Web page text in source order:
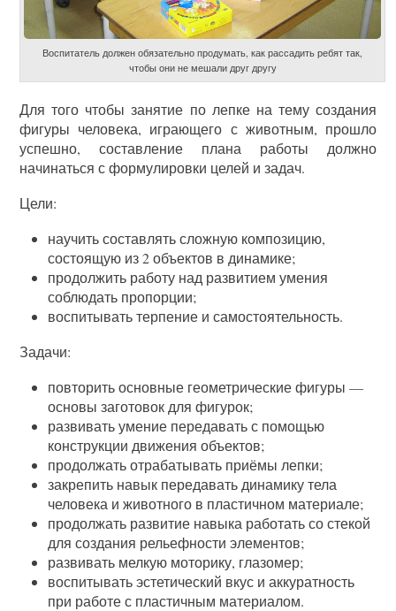
Воспитатель должен обязательно продумать, как рассадить ребят так,
чтобы они не мешали друг другу
Для того чтобы занятие по лепке на тему создания
фигуры человека, играющего с животным, прошло
успешно, составление плана работы должно
начинаться с формулировки целей и задач.
Цели:
научить составлять сложную композицию,
состоящую из 2 объектов в динамике;
продолжить работу над развитием умения
соблюдать пропорции;
воспитывать терпение и самостоятельность.
Задачи:
повторить основные геометрические фигуры —
основы заготовок для фигурок;
развивать умение передавать с помощью
конструкции движения объектов;
продолжать отрабатывать приёмы лепки;
закрепить навык передавать динамику тела
человека и животного в пластичном материале;
продолжать развитие навыка работать со стекой
для создания рельефности элементов;
развивать мелкую моторику, глазомер;
воспитывать эстетический вкус и аккуратность
при работе с пластичным материалом.